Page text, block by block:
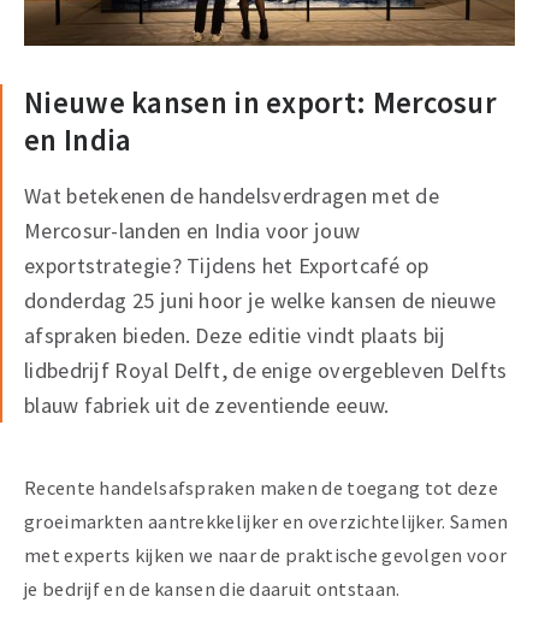
Nieuwe kansen in export: Mercosur
en India
Wat betekenen de handelsverdragen met de
Mercosur-landen en India voor jouw
exportstrategie? Tijdens het Exportcafé op
donderdag 25 juni hoor je welke kansen de nieuwe
afspraken bieden. Deze editie vindt plaats bij
lidbedrijf Royal Delft, de enige overgebleven Delfts
blauw fabriek uit de zeventiende eeuw.
Recente handelsafspraken maken de toegang tot deze
groeimarkten aantrekkelijker en overzichtelijker. Samen
met experts kijken we naar de praktische gevolgen voor
je bedrijf en de kansen die daaruit ontstaan.